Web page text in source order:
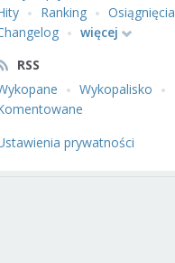
Ranking
Osiągnięcia
więcej
RSS
Wykopalisko
prywatności